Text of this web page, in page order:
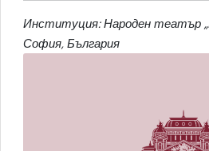
Институция: Народен театър
София, България